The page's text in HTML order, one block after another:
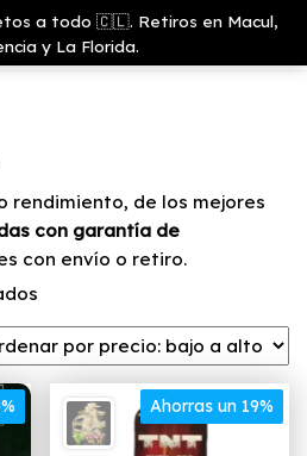
a todo 🇨🇱. Retiros en Macul,
y La Florida.
Growshop
& LED
Store
rendimiento, de los mejores
con garantía de
con envío o retiro.
precio:
alto
Ahorras un 19%